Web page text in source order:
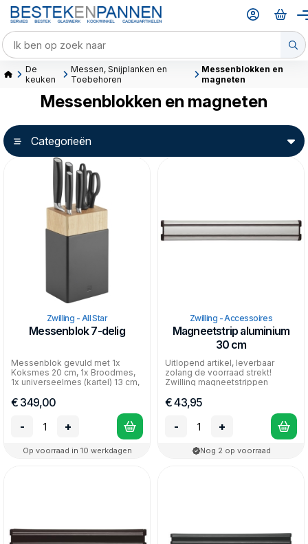
De
keuken
Messen, Snijplanken en
Toebehoren
Messenblokken en
magneten
Messenblokken en magneten
Categorieën
Zwilling - All Star
Messenblok 7-delig
Messenblok gevuld met 1x
Koksmes 20 cm, 1x Broodmes,
1x universeelmes (kartel) 13 cm,
€ 349,00
-
+
Op voorraad in 10 werkdagen
Zwilling - Accessoires
Magneetstrip aluminium
30 cm
Uitlopend artikel, leverbaar
zolang de voorraad strekt!
Zwilling magneetstrippen
€ 43,95
-
+
Nog 2 op voorraad